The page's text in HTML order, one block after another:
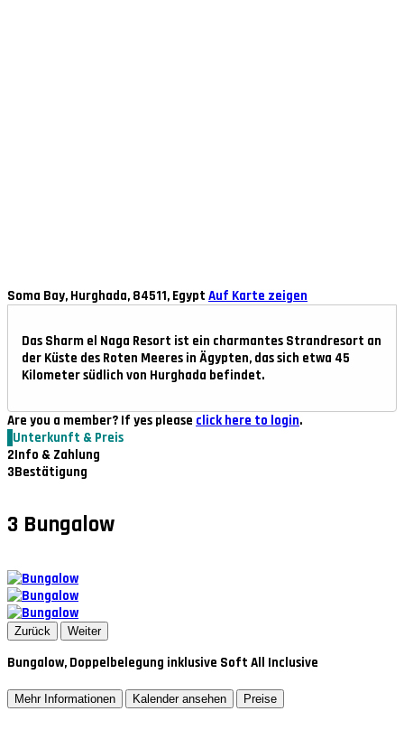
Soma Bay, Hurghada, 84511, Egypt Auf Karte zeigen
Das Sharm el Naga Resort ist ein charmantes Strandresort an
der Küste des Roten Meeres in Ägypten, das sich etwa 45
Kilometer südlich von Hurghada befindet.
Are you a member? If yes please click here to login.
Unterkunft & Preis
2Info & Zahlung
3Bestätigung
3 Bungalow
Zurück Weiter
Bungalow, Doppelbelegung inklusive Soft All Inclusive
Mehr Informationen Kalender ansehen Preise